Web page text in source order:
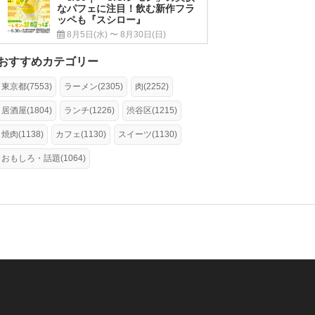
なパフェに注目！飲む新作フラ
ッペも『スシロー』
8月5日(水) 〜 8月30日(日)
すすめカテゴリー
東京都(7553) ラーメン(2305) 肉(2252)
居酒屋(1804) ランチ(1226) 渋谷区(1215)
焼肉(1138) カフェ(1130) スイーツ(1130)
おもしろ・話題(1064)